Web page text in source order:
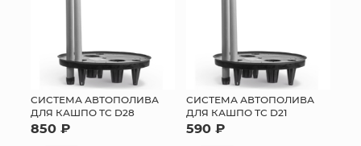
СИСТЕМА АВТОПОЛИВА
ДЛЯ КАШПО ТС D28
850 ₽
СИСТЕМА АВТОПОЛИВА
ДЛЯ КАШПО ТС D21
590 ₽